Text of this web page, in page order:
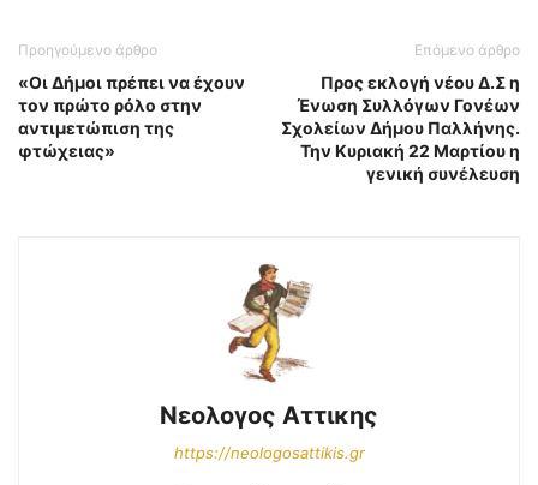
Προηγούμενο άρθρο
«Οι Δήμοι πρέπει να έχουν
τον πρώτο ρόλο στην
αντιμετώπιση της
φτώχειας»
Επόμενο άρθρο
Προς εκλογή νέου Δ.Σ η
Ένωση Συλλόγων Γονέων
Σχολείων Δήμου Παλλήνης.
Την Κυριακή 22 Μαρτίου η
γενική συνέλευση
Νεολογος Αττικης
https://neologosattikis.gr